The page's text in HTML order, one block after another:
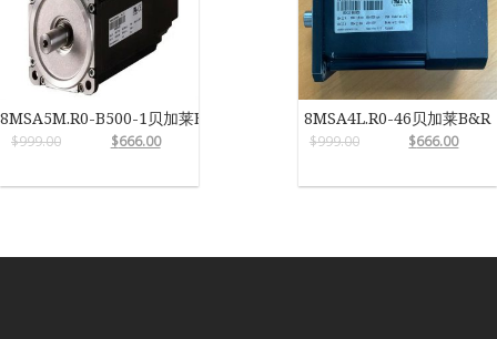
8MSA5M.R0-B500-1贝加莱B&R
$999.00 $666.00
8MSA4L.R0-46贝加莱B&R
$999.00 $666.00